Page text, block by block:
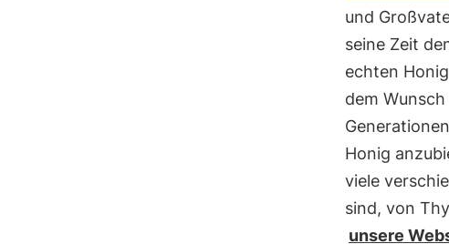
und
seine Zeit
echten
dem
Honig
viele
sind, von
unsere